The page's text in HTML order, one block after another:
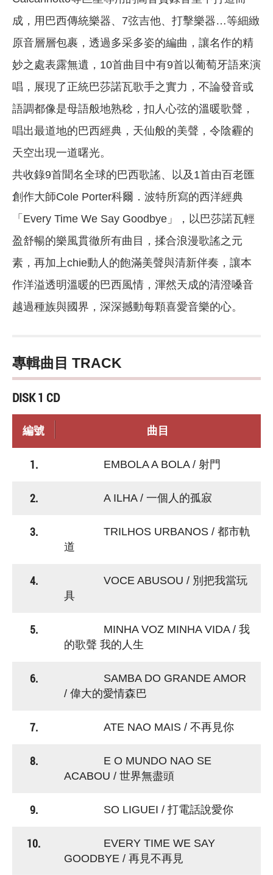
成，用巴西傳統樂器、7弦吉他、打擊樂器…等細緻
原音層層包裹，透過多采多姿的編曲，讓名作的精
妙之處表露無遺，10首曲目中有9首以葡萄牙語來演
唱，展現了正統巴莎諾瓦歌手之實力，不論發音或
語調都像是母語般地熟稔，扣人心弦的溫暖歌聲，
唱出最道地的巴西經典，天仙般的美聲，令陰霾的
天空出現一道曙光。
共收錄9首聞名全球的巴西歌謠、以及1首由百老匯
創作大師Cole Porter科爾．波特所寫的西洋經典
「Every Time We Say Goodbye」，以巴莎諾瓦輕
盈舒暢的樂風貫徹所有曲目，揉合浪漫歌謠之元
素，再加上chie動人的飽滿美聲與清新伴奏，讓本
作洋溢透明溫暖的巴西風情，渾然天成的清澄嗓音
越過種族與國界，深深撼動每顆喜愛音樂的心。
專輯曲目 TRACK
DISK 1 CD
編號 曲目
1. EMBOLA A BOLA / 射門
2. A ILHA / 一個人的孤寂
3.
TRILHOS URBANOS / 都市軌
道
4.
VOCE ABUSOU / 別把我當玩
具
5.
MINHA VOZ MINHA VIDA / 我
的歌聲 我的人生
6.
SAMBA DO GRANDE AMOR
/ 偉大的愛情森巴
7. ATE NAO MAIS / 不再見你
8.
E O MUNDO NAO SE
ACABOU / 世界無盡頭
9. SO LIGUEI / 打電話說愛你
10.
EVERY TIME WE SAY
GOODBYE / 再見不再見